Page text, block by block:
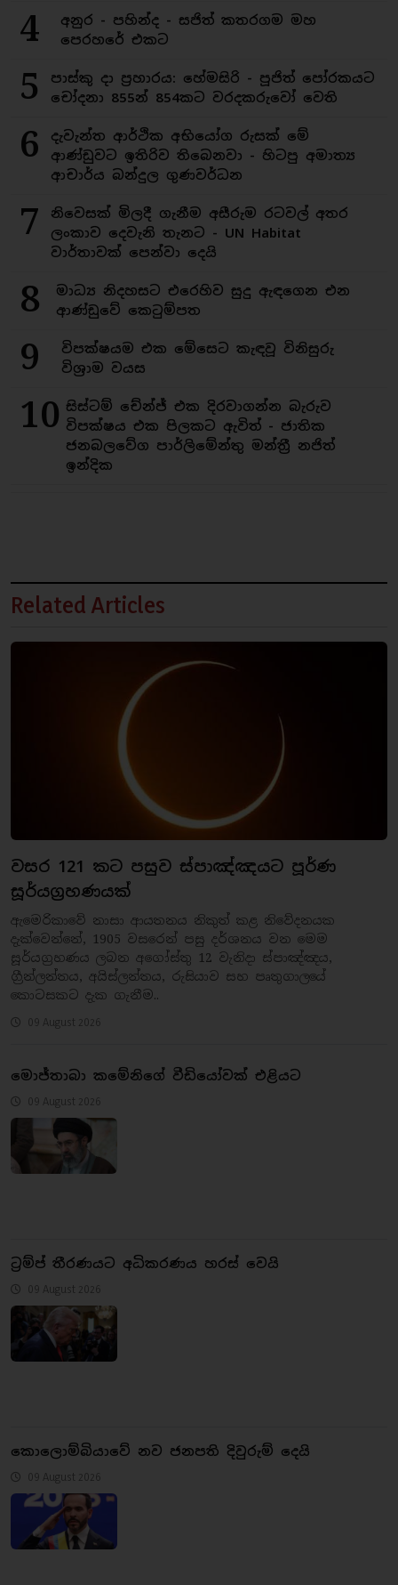
4
අනුර - පහින්ද - සජිත් කතරගම මහ
පෙරහරේ එකට
5
පාස්කු දා ප්‍රහාරය: හේමසිරි - පූජිත් පෝරකයට
චෝදනා 855න් 854කට වරදකරුවෝ වෙති
6
දැවැන්ත ආර්ථික අභියෝග රුසක් මේ
ආණ්ඩුවට ඉතිරිව තිබෙනවා - හිටපු අමාත්‍ය
ආචාර්ය බන්දුල ගුණවර්ධන
7
නිවෙසක් මිලදී ගැනීම අසීරුම රටවල් අතර
ලංකාව දෙවැනි තැනට - UN Habitat
වාර්තාවක් පෙන්වා දෙයි
8
මාධ්‍ය නිදහසට එරෙහිව සුදු ඇඳගෙන එන
ආණ්ඩුවේ කෙටුම්පත
9
විපක්ෂයම එක මේසෙට කැඳවූ විනිසුරු
විශ්‍රාම වයස
10 සිස්ටම් චේන්ජ් එක දිරවාගන්න බැරුව
විපක්ෂය එක පිලකට ඇවිත් - ජාතික
ජනබලවේග පාර්ලිමේන්තු මන්ත්‍රී නජිත්
ඉන්දික
Related Articles
වසර 121 කට පසුව ස්පාඤ්ඤයට පූර්ණ
සූර්යග්‍රහණයක්
ඇමෙරිකාවේ නාසා ආයතනය නිකුත් කළ නිවේදනයක
දැක්වෙන්නේ, 1905 වසරෙන් පසු දර්ශනය වන මෙම
සූර්යග්‍රහණය ලබන අගෝස්තු 12 වැනිදා ස්පාඤ්ඤය,
ග්‍රීන්ලන්තය, අයිස්ලන්තය, රුසියාව සහ පෘතුගාලයේ
කොටසකට දැක ගැනීම..
09 August 2026
මොජ්තාබා කමේනිගේ වීඩියෝවක් එළියට
09 August 2026
ට්‍රම්ප් තීරණයට අධිකරණය හරස් වෙයි
09 August 2026
කොලොම්බියාවේ නව ජනපති දිවුරුම් දෙයි
09 August 2026